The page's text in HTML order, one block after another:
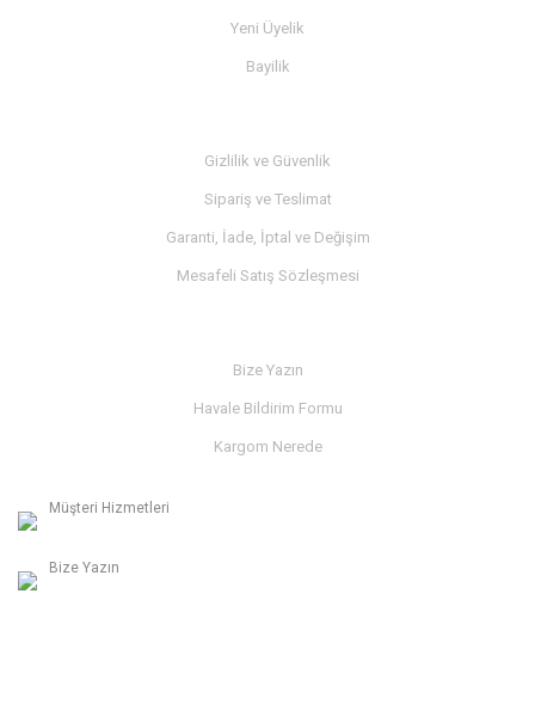
Yeni Üyelik
Bayilik
Gizlilik ve Güvenlik
Sipariş ve Teslimat
Garanti, İade, İptal ve Değişim
Mesafeli Satış Sözleşmesi
Bize Yazın
Havale Bildirim Formu
Kargom Nerede
Müşteri Hizmetleri
Bize Yazın